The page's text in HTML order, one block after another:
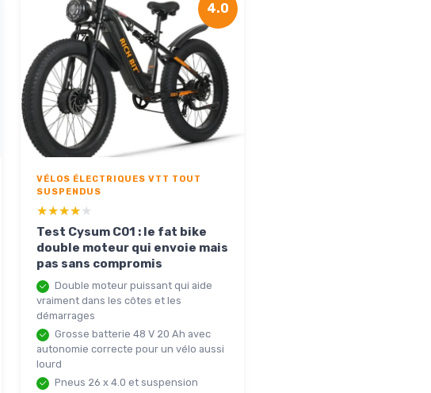
4.0
VÉLOS ÉLECTRIQUES VTT TOUT
SUSPENDUS
★★★★★
★★★★★
Test Cysum C01 : le fat bike
double moteur qui envoie mais
pas sans compromis
Double moteur puissant qui aide
vraiment dans les côtes et les
démarrages
Grosse batterie 48 V 20 Ah avec
autonomie correcte pour un vélo aussi
lourd
Pneus 26 x 4.0 et suspension